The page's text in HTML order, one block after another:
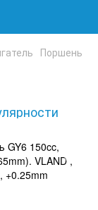
Поршень